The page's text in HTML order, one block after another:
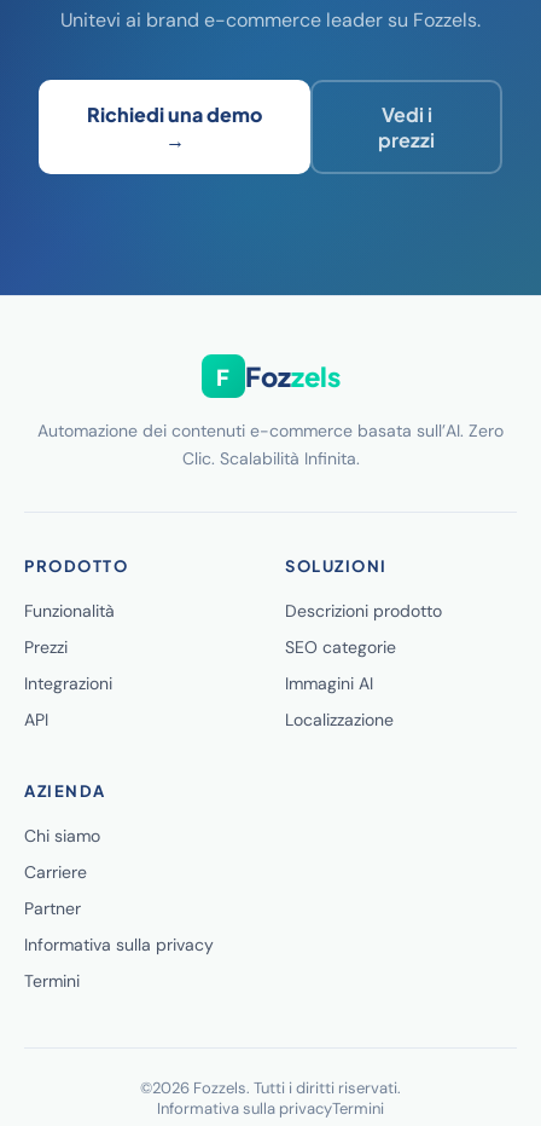
Unitevi ai brand e-commerce leader su Fozzels.
Richiedi una demo
→
Vedi i
prezzi
F Fozzels
Automazione dei contenuti e-commerce basata sull’AI. Zero
Clic. Scalabilità Infinita.
PRODOTTO
Funzionalità
Prezzi
Integrazioni
API
SOLUZIONI
Descrizioni prodotto
SEO categorie
Immagini AI
Localizzazione
AZIENDA
Chi siamo
Carriere
Partner
Informativa sulla privacy
Termini
©2026 Fozzels. Tutti i diritti riservati.
Informativa sulla privacyTermini